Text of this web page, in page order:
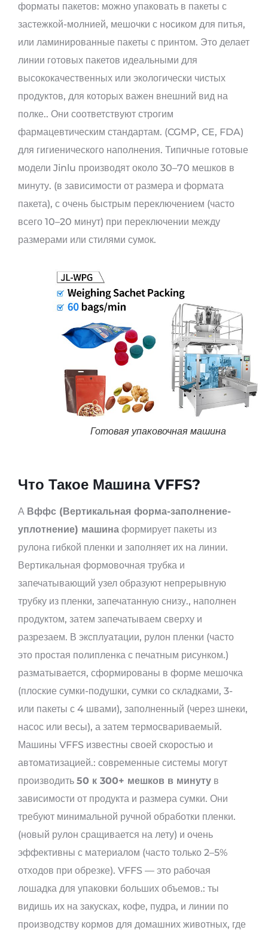
форматы пакетов: можно упаковать в пакеты с
застежкой-молнией, мешочки с носиком для питья,
или ламинированные пакеты с принтом. Это делает
линии готовых пакетов идеальными для
высококачественных или экологически чистых
продуктов, для которых важен внешний вид на
полке.. Они соответствуют строгим
фармацевтическим стандартам. (CGMP, CE, FDA)
для гигиенического наполнения. Типичные готовые
модели Jinlu производят около 30–70 мешков в
минуту. (в зависимости от размера и формата
пакета), с очень быстрым переключением (часто
всего 10–20 минут) при переключении между
размерами или стилями сумок.
Готовая упаковочная машина
Что Такое Машина VFFS?
А Вффс (Вертикальная форма-заполнение-
уплотнение) машина формирует пакеты из
рулона гибкой пленки и заполняет их на линии.
Вертикальная формовочная трубка и
запечатывающий узел образуют непрерывную
трубку из пленки, запечатанную снизу., наполнен
продуктом, затем запечатываем сверху и
разрезаем. В эксплуатации, рулон пленки (часто
это простая полипленка с печатным рисунком.)
разматывается, сформированы в форме мешочка
(плоские сумки-подушки, сумки со складками, 3-
или пакеты с 4 швами), заполненный (через шнеки,
насос или весы), а затем термосвариваемый.
Машины VFFS известны своей скоростью и
автоматизацией.: современные системы могут
производить 50 к 300+ мешков в минуту в
зависимости от продукта и размера сумки. Они
требуют минимальной ручной обработки пленки.
(новый рулон сращивается на лету) и очень
эффективны с материалом (часто только 2–5%
отходов при обрезке). VFFS — это рабочая
лошадка для упаковки больших объемов.: ты
видишь их на закусках, кофе, пудра, и линии по
производству кормов для домашних животных, где